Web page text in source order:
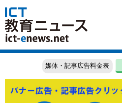
媒体・記事広告料金表